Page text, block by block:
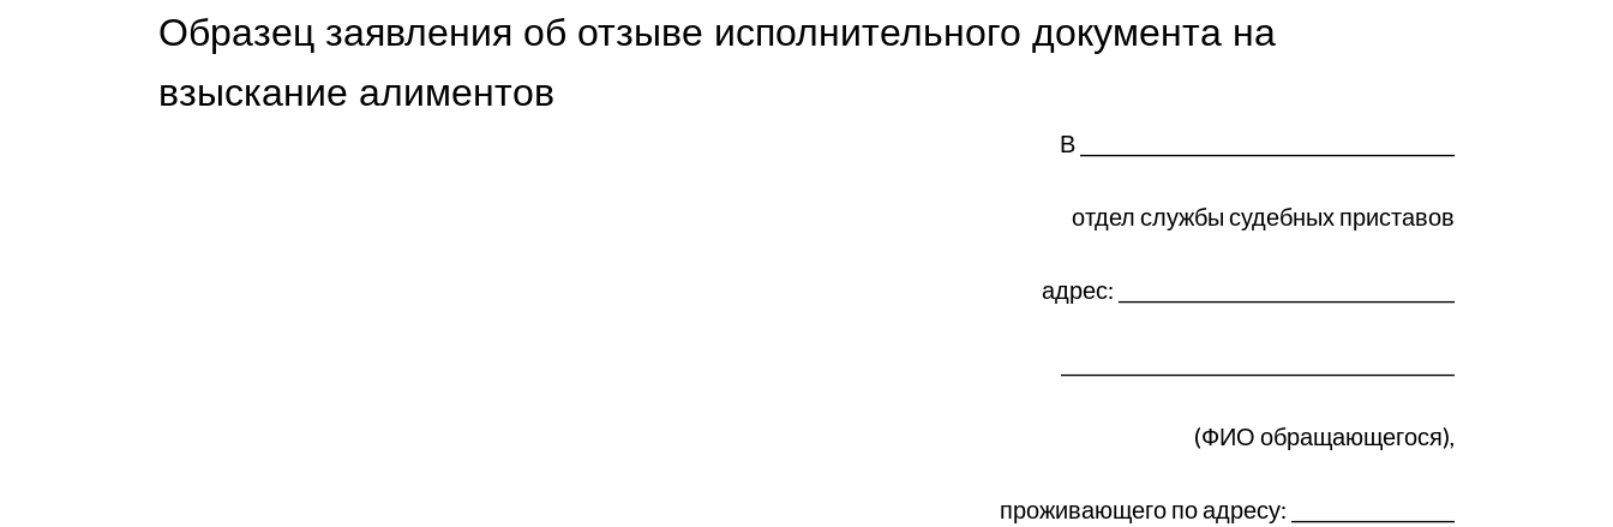
Образец заявления об отзыве исполнительного документа на
взыскание алиментов
В _______________________________________
отдел службы судебных приставов
адрес: ___________________________________
(ФИО обращающегося),
проживающего по адресу: _________________